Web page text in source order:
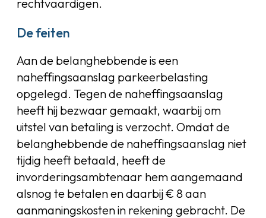
rechtvaardigen.
De feiten
Aan de belanghebbende is een
naheffingsaanslag parkeerbelasting
opgelegd. Tegen de naheffingsaanslag
heeft hij bezwaar gemaakt, waarbij om
uitstel van betaling is verzocht. Omdat de
belanghebbende de naheffingsaanslag niet
tijdig heeft betaald, heeft de
invorderingsambtenaar hem aangemaand
alsnog te betalen en daarbij € 8 aan
aanmaningskosten in rekening gebracht. De